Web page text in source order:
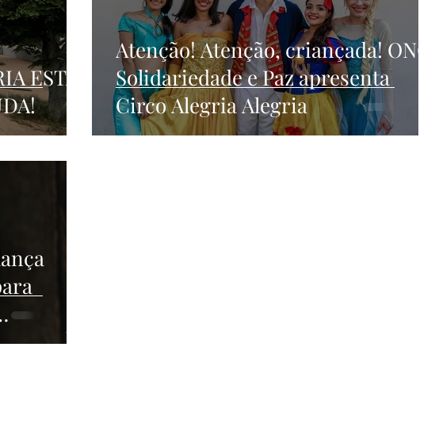
ESTÁ
Atenção! Atenção, criançada! ONG
Solidariedade e Paz apresenta
Circo Alegria Alegria